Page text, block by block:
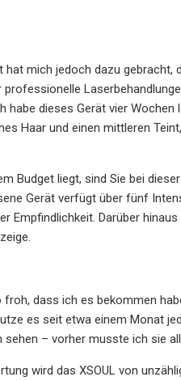
hat mich jedoch dazu
dieses Gerät vier Wochen
Haar und einen mittleren
Budget liegt, sind Sie bei
Gerät verfügt über fünf
Empfindlichkeit. Darüber
dass ich es bekommen
es seit etwa einem Monat
– vorher musste ich sie
wird das XSOUL von